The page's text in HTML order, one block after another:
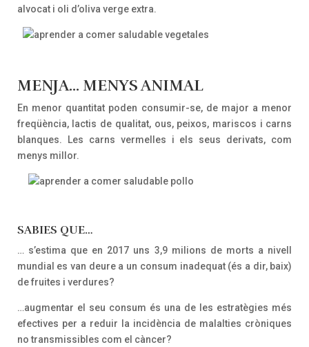
alvocat i oli d’oliva verge extra.
MENJA… MENYS ANIMAL
En menor quantitat poden consumir-se, de major a menor
freqüència, lactis de qualitat, ous, peixos, mariscos i carns
blanques. Les carns vermelles i els seus derivats, com
menys millor.
SABIES QUE…
… s’estima que en 2017 uns 3,9 milions de morts a nivell
mundial es van deure a un consum inadequat (és a dir, baix)
de fruites i verdures?
…augmentar el seu consum és una de les estratègies més
efectives per a reduir la incidència de malalties cròniques
no transmissibles com el càncer?